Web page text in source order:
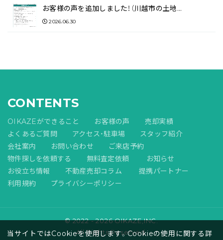
お客様の声を追加しました！（川越市の土地…
2026.06.30
CONTENTS
OIKAZEができること お客様の声
売却実績
よくあるご質問
アクセス・駐車場
スタッフ紹介
会社案内
お問い合わせ
ご来店予約
物件探しを依頼する
無料査定依頼
お知らせ
お役立ち情報
不動産売却コラム
提携パートナー
利用規約
プライバシーポリシー
© 2022 - 2026 OIKAZE,INC.
All Rights Reserved.
当サイトではCookieを使用します。Cookieの使用に関する詳